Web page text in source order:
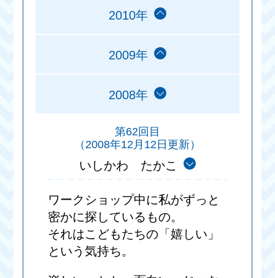
2010年
2009年
2008年
第62回目
（2008年12月12日更新）
いしかわ たかこ
ワークショップ中に私がずっと
密かに探しているもの。
それはこどもたちの「嬉しい」
という気持ち。